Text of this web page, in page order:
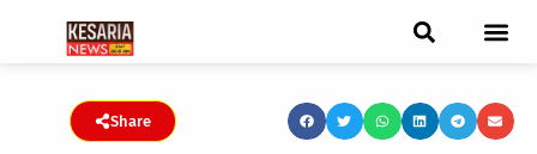
Share